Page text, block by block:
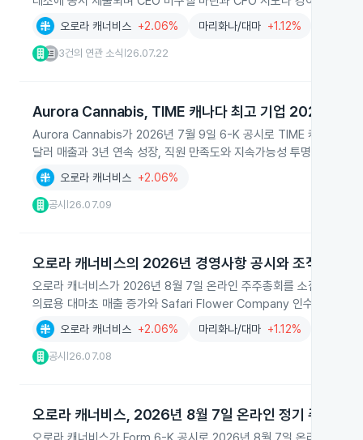
오로라 캐너비스 +2.06% 마리화나/대마 +1.12%
3건의 연관 소식 26.07.22
Aurora Cannabis, TIME 캐나다 최고 기업 2026 선정
Aurora Cannabis가 2026년 7월 9일 6-K 공시로 TIME 캐나다 최
달러 매출과 3년 연속 성장, 직원 만족도와 지속가능성 투명성 등 기
오로라 캐너비스 +2.06%
공시 26.07.09
오로라 캐너비스의 2026년 경영사항 공시와 조직 개편
오로라 캐너비스가 2026년 8월 7일 온라인 주주총회를 소집하고 이
의료용 대마초 매출 증가와 Safari Flower Company 인수에 따른
오로라 캐너비스 +2.06% 마리화나/대마 +1.12%
공시 26.07.08
오로라 캐너비스, 2026년 8월 7일 온라인 정기 주주총회